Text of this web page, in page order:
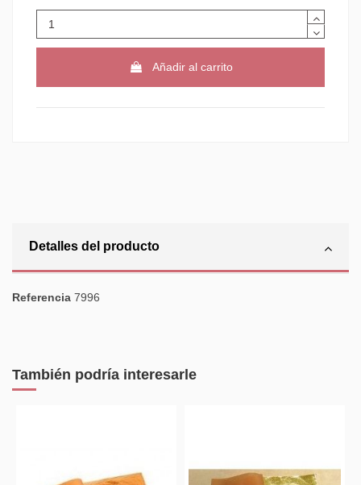
Añadir al carrito
Detalles del producto
Referencia 7996
También podría interesarle